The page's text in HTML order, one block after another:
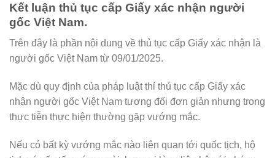
Kết luận thủ tục cấp Giấy xác nhận người
gốc Việt Nam.
Trên đây là phần nội dung về thủ tục cấp Giấy xác nhận là
người gốc Việt Nam từ 09/01/2025.
Mặc dù quy định của pháp luật thỉ thủ tục cấp Giấy xác
nhận người gốc Việt Nam tương đối đơn giản nhưng trong
thực tiễn thực hiện thường gặp vướng mắc.
Nếu có bất kỳ vướng mắc nào liên quan tới quốc tịch, hộ